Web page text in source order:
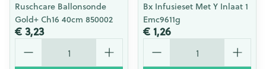
Ruschcare Ballonsonde
Gold+ Ch16 40cm 850002
€ 3,23
Aantal
Bx Infusieset Met Y Inlaat 1
Emc9611g
€ 1,26
Aantal